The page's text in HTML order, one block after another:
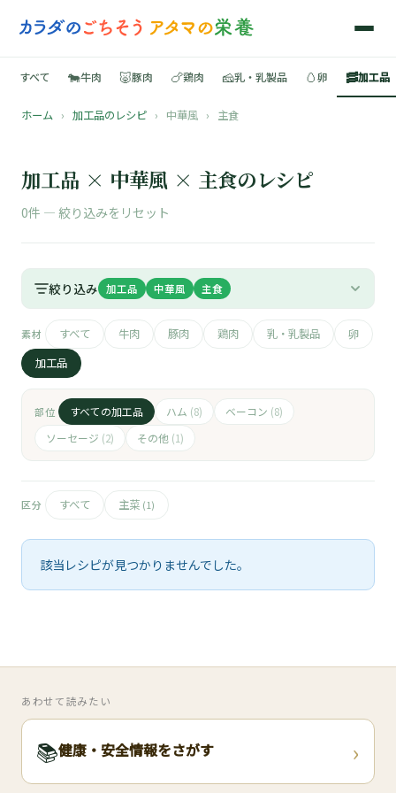
📚
🐄
🐷
🍗
すべて 🐄牛肉 🐷豚肉 🍗鶏肉 🧀乳・乳製品 🥚卵 🥓加工品
ホーム › 加工品のレシピ › 中華風 › 主食
加工品 × 中華風 × 主食のレシピ
0件 — 絞り込みをリセット
絞り込み 加工品 中華風 主食
素材 すべて 牛肉 豚肉 鶏肉 乳・乳製品
卵
加工品
部位 すべての加工品 ハム (8) ベーコン (8)
ソーセージ (2) その他 (1)
区分 すべて 主菜 (1)
該当レシピが見つかりませんでした。
あわせて読みたい
📚健康・安全情報をさがす ›